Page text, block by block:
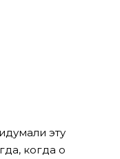
эту
когда о